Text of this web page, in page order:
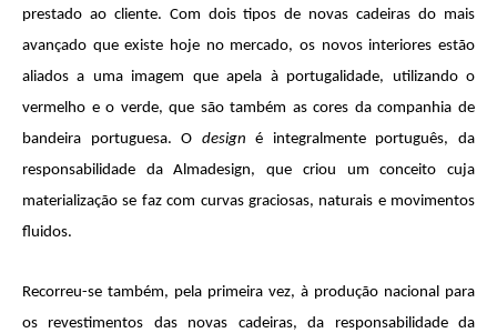
prestado ao cliente. Com dois tipos de novas cadeiras do mais
avançado que existe hoje no mercado, os novos interiores estão
aliados a uma imagem que apela à portugalidade, utilizando o
vermelho e o verde, que são também as cores da companhia de
bandeira portuguesa. O design é integralmente português, da
responsabilidade da Almadesign, que criou um conceito cuja
materialização se faz com curvas graciosas, naturais e movimentos
fluidos.
Recorreu-se também, pela primeira vez, à produção nacional para
os revestimentos das novas cadeiras, da responsabilidade da